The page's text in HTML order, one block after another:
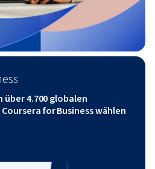
über 4.700 globalen
for Business wählen